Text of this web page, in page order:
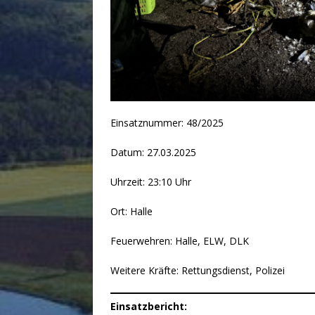
Einsatznummer: 48/2025
Datum: 27.03.2025
Uhrzeit: 23:10 Uhr
Ort: Halle
Feuerwehren: Halle, ELW, DLK
Weitere Kräfte: Rettungsdienst, Polizei
Einsatzbericht: